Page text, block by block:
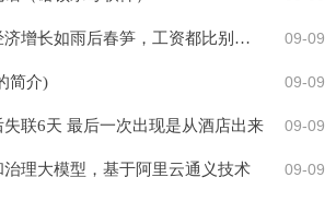
09-09
生在南充太骄傲，经济增长如雨后春笋，工资都比别人高
09-09
简介)
09-09
联6天 最后一次出现是从酒店出来
09-09
理大模型，基于阿里云通义技术